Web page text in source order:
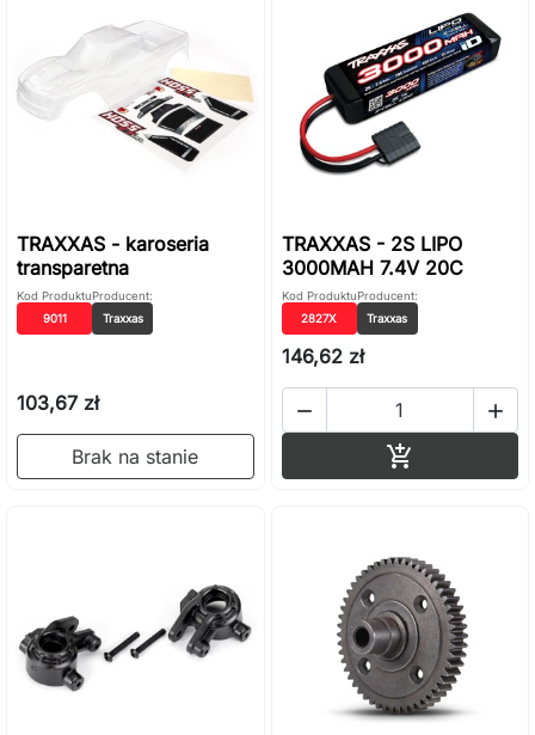
TRAXXAS - karoseria
transparetna
Kod Produktu
9011
Producent:
Traxxas
103,67 zł
Brak na stanie
TRAXXAS - 2S LIPO
3000MAH 7.4V 20C
Kod Produktu
2827X
Producent:
Traxxas
146,62 zł
 
